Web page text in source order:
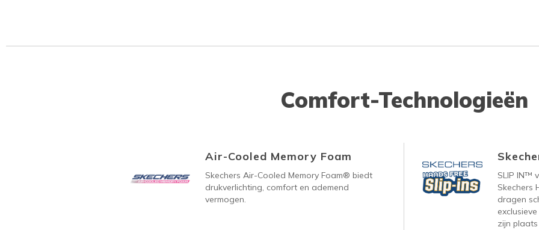
Comfort-Technologieën
Air-Cooled Memory Foam
Skechers Air-Cooled Memory Foam® biedt
drukverlichting, comfort en ademend
vermogen.
SLIP IN™
Skechers
dragen
zijn